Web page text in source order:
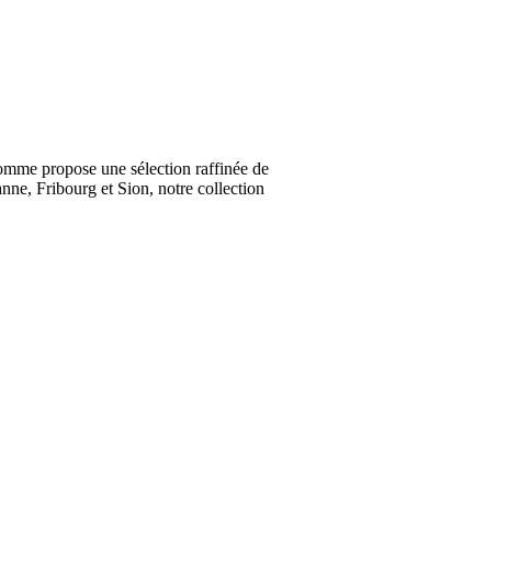
propose une sélection raffinée de
Fribourg et Sion, notre collection